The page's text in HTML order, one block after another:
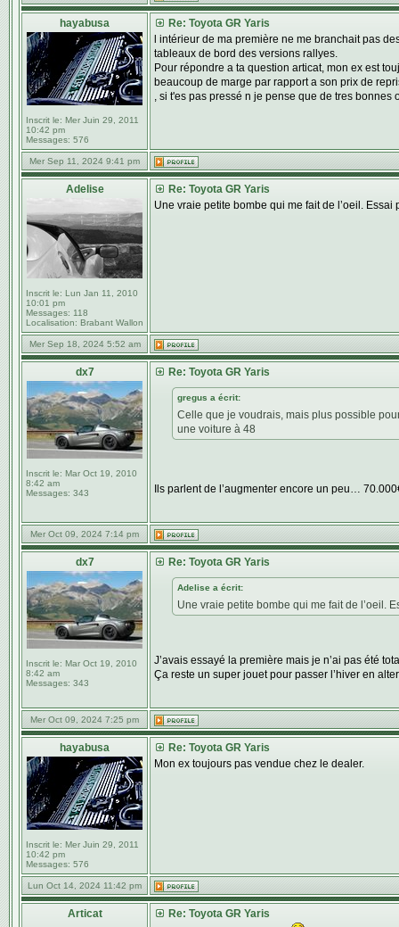
hayabusa
Inscrit le: Mer Juin 29, 2011
10:42 pm
Messages: 576
Re: Toyota GR Yaris
l intérieur de ma première ne me branchait pas
tableaux de bord des versions rallyes.
Pour répondre a ta question articat, mon ex est
beaucoup de marge par rapport a son prix de
, si t'es pas pressé n je pense que de tres bonnes
Mer Sep 11, 2024 9:41 pm
Adelise
Inscrit le: Lun Jan 11, 2010
10:01 pm
Messages: 118
Localisation: Brabant Wallon
Re: Toyota GR Yaris
Une vraie petite bombe qui me fait de l’oeil. Essai
Mer Sep 18, 2024 5:52 am
dx7
Inscrit le: Mar Oct 19, 2010
8:42 am
Messages: 343
Re: Toyota GR Yaris
gregus a écrit:
Celle que je voudrais, mais plus possible
une voiture à 48
Ils parlent de l’augmenter encore un peu…
Mer Oct 09, 2024 7:14 pm
dx7
Inscrit le: Mar Oct 19, 2010
8:42 am
Messages: 343
Re: Toyota GR Yaris
Adelise a écrit:
Une vraie petite bombe qui me fait de l’oeil.
J’avais essayé la première mais je n’ai pas été
Ça reste un super jouet pour passer l’hiver en
Mer Oct 09, 2024 7:25 pm
hayabusa
Inscrit le: Mer Juin 29, 2011
10:42 pm
Messages: 576
Re: Toyota GR Yaris
Mon ex toujours pas vendue chez le dealer.
Lun Oct 14, 2024 11:42 pm
Articat
Re: Toyota GR Yaris